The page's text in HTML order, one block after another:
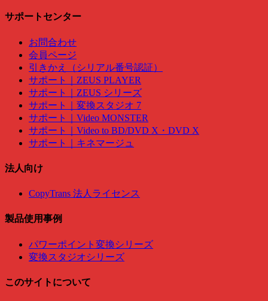
サポートセンター
お問合わせ
会員ページ
引きかえ（シリアル番号認証）
サポート｜ZEUS PLAYER
サポート｜ZEUS シリーズ
サポート｜変換スタジオ 7
サポート｜Video MONSTER
サポート｜Video to BD/DVD X・DVD X
サポート｜キネマージュ
法人向け
CopyTrans 法人ライセンス
製品使用事例
パワーポイント変換シリーズ
変換スタジオシリーズ
このサイトについて